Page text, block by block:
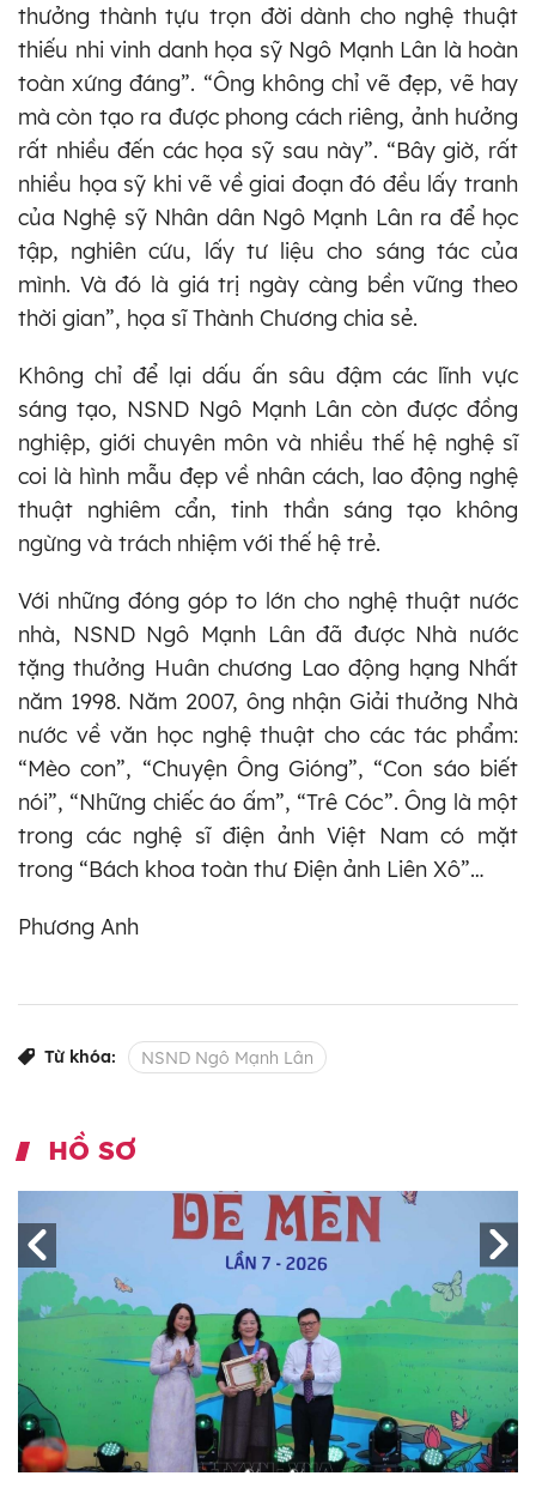
thưởng thành tựu trọn đời dành cho nghệ thuật
thiếu nhi vinh danh họa sỹ Ngô Mạnh Lân là hoàn
toàn xứng đáng”. “Ông không chỉ vẽ đẹp, vẽ hay
mà còn tạo ra được phong cách riêng, ảnh hưởng
rất nhiều đến các họa sỹ sau này”. “Bây giờ, rất
nhiều họa sỹ khi vẽ về giai đoạn đó đều lấy tranh
của Nghệ sỹ Nhân dân Ngô Mạnh Lân ra để học
tập, nghiên cứu, lấy tư liệu cho sáng tác của
mình. Và đó là giá trị ngày càng bền vững theo
thời gian”, họa sĩ Thành Chương chia sẻ.
Không chỉ để lại dấu ấn sâu đậm các lĩnh vực
sáng tạo, NSND Ngô Mạnh Lân còn được đồng
nghiệp, giới chuyên môn và nhiều thế hệ nghệ sĩ
coi là hình mẫu đẹp về nhân cách, lao động nghệ
thuật nghiêm cẩn, tinh thần sáng tạo không
ngừng và trách nhiệm với thế hệ trẻ.
Với những đóng góp to lớn cho nghệ thuật nước
nhà, NSND Ngô Mạnh Lân đã được Nhà nước
tặng thưởng Huân chương Lao động hạng Nhất
năm 1998. Năm 2007, ông nhận Giải thưởng Nhà
nước về văn học nghệ thuật cho các tác phẩm:
“Mèo con”, “Chuyện Ông Gióng”, “Con sáo biết
nói”, “Những chiếc áo ấm”, “Trê Cóc”. Ông là một
trong các nghệ sĩ điện ảnh Việt Nam có mặt
trong “Bách khoa toàn thư Điện ảnh Liên Xô”…
Phương Anh
Từ khóa: NSND Ngô Mạnh Lân
HỒ SƠ